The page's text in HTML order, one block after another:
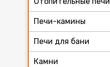
Печи-камины
Печи для бани
Камни